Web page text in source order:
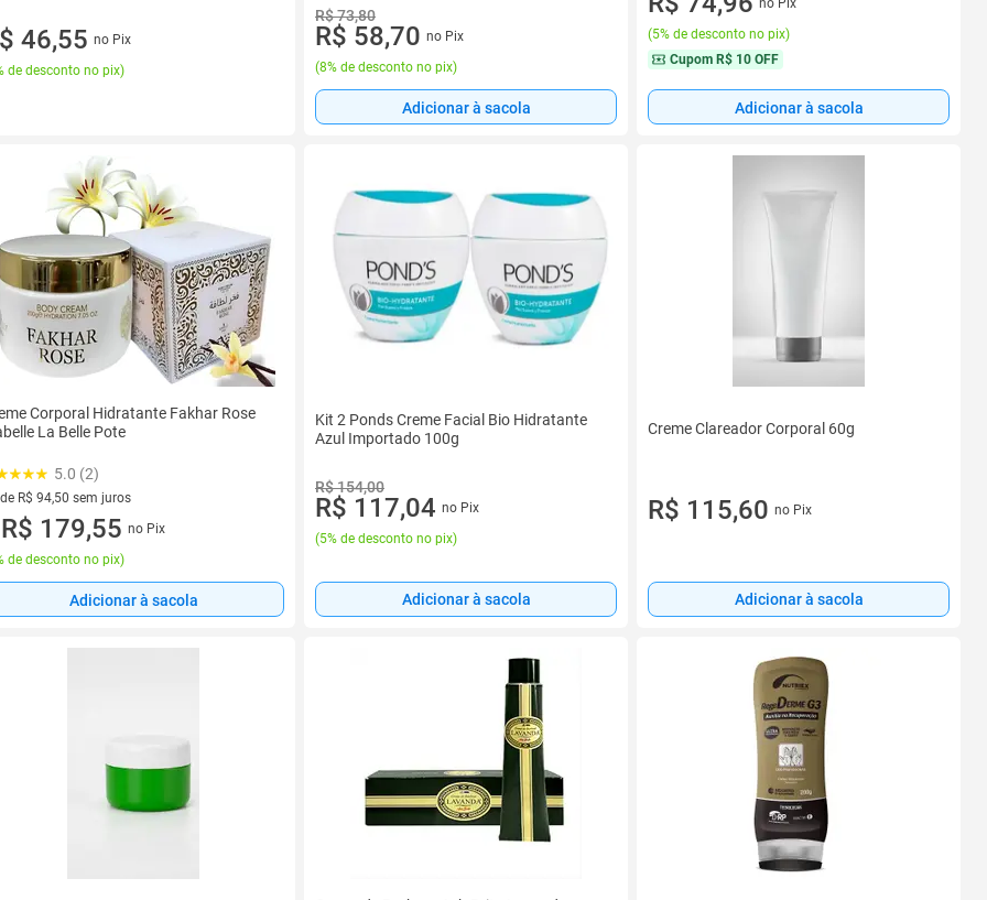
46,55 no Pix
de desconto no pix)
R$ 73,80
R$ 58,70 no Pix
(8% de desconto no pix)
Adicionar à sacola
no Pix
(5% de desconto no pix)
Cupom R$ 10 OFF
Adicionar à sacola
Corporal Hidratante Fakhar Rose
La Belle Pote
5.0 (2)
R$ 94,50 sem juros
de R$ 94,50 sem juros
R$ 179,55 no Pix
de desconto no pix)
Adicionar à sacola
Kit 2 Ponds Creme Facial Bio Hidratante
Azul Importado 100g
R$ 154,00
R$ 117,04 no Pix
(5% de desconto no pix)
Adicionar à sacola
Creme Clareador Corporal 60g
R$ 115,60 no Pix
Adicionar à sacola